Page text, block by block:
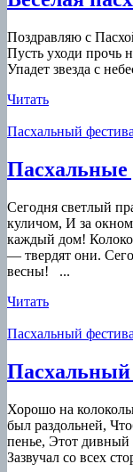
Поздравляю с
Пусть уходи прочь
Упадет звезда с
ЧитатьЧитать
Пасхальный
Пасхальные
Сегодня светлый
куличом, И за
каждый дом!
— твердят они.
весны! ...
ЧитатьЧитать
Пасхальный
Пасхальный
Хорошо на
был раздольней,
пенье, Этот
Зазвучал со всех